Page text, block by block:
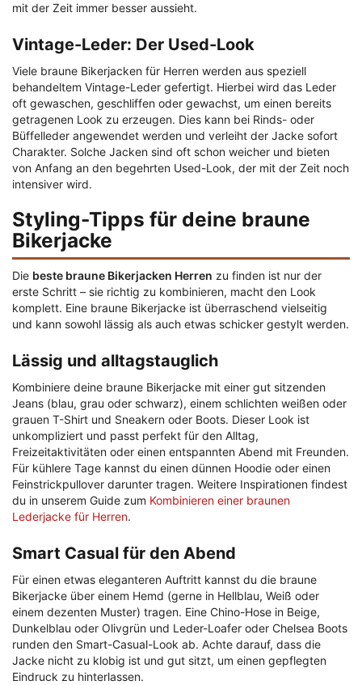
mit der Zeit immer besser aussieht.
Vintage-Leder: Der Used-Look
Viele braune Bikerjacken für Herren werden aus speziell
behandeltem Vintage-Leder gefertigt. Hierbei wird das Leder
oft gewaschen, geschliffen oder gewachst, um einen bereits
getragenen Look zu erzeugen. Dies kann bei Rinds- oder
Büffelleder angewendet werden und verleiht der Jacke sofort
Charakter. Solche Jacken sind oft schon weicher und bieten
von Anfang an den begehrten Used-Look, der mit der Zeit noch
intensiver wird.
Styling-Tipps für deine braune
Bikerjacke
Die beste braune Bikerjacken Herren zu finden ist nur der
erste Schritt – sie richtig zu kombinieren, macht den Look
komplett. Eine braune Bikerjacke ist überraschend vielseitig
und kann sowohl lässig als auch etwas schicker gestylt werden.
Lässig und alltagstauglich
Kombiniere deine braune Bikerjacke mit einer gut sitzenden
Jeans (blau, grau oder schwarz), einem schlichten weißen oder
grauen T-Shirt und Sneakern oder Boots. Dieser Look ist
unkompliziert und passt perfekt für den Alltag,
Freizeitaktivitäten oder einen entspannten Abend mit Freunden.
Für kühlere Tage kannst du einen dünnen Hoodie oder einen
Feinstrickpullover darunter tragen. Weitere Inspirationen findest
du in unserem Guide zum Kombinieren einer braunen
Lederjacke für Herren.
Smart Casual für den Abend
Für einen etwas eleganteren Auftritt kannst du die braune
Bikerjacke über einem Hemd (gerne in Hellblau, Weiß oder
einem dezenten Muster) tragen. Eine Chino-Hose in Beige,
Dunkelblau oder Olivgrün und Leder-Loafer oder Chelsea Boots
runden den Smart-Casual-Look ab. Achte darauf, dass die
Jacke nicht zu klobig ist und gut sitzt, um einen gepflegten
Eindruck zu hinterlassen.